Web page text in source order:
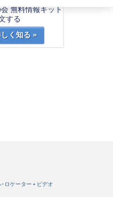
無料情報キット
する
く知る »
ロケーター ビデオ